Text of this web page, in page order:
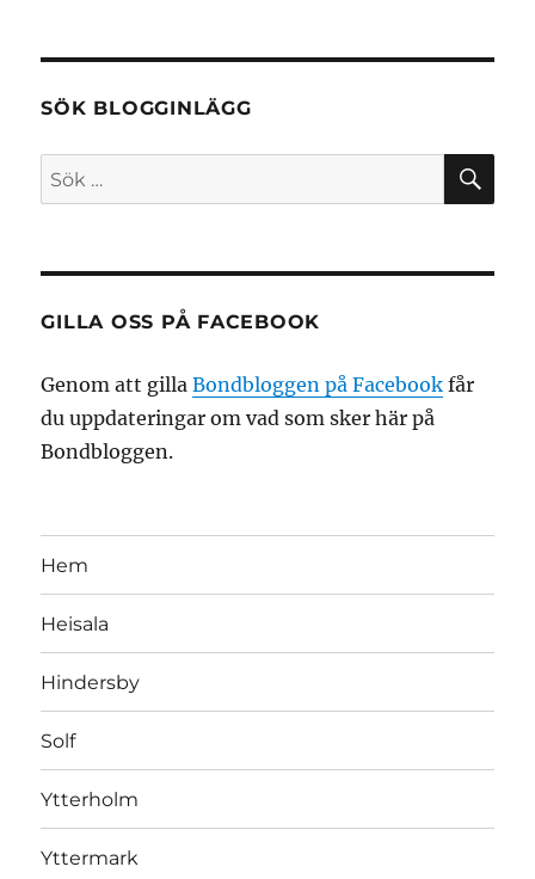
SÖK BLOGGINLÄGG
Sök
efter:
GILLA OSS PÅ FACEBOOK
Genom att gillaBondbloggen på Facebook får
du uppdateringar om vad som sker här på
Bondbloggen.
Hem
Heisala
Hindersby
Solf
Ytterholm
Yttermark